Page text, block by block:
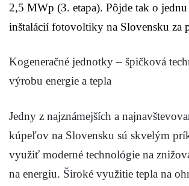
2,5 MWp (3. etapa). Pôjde tak o jednu
inštalácií fotovoltiky na Slovensku za
Kogeneračné jednotky – špičková
výrobu energie a tepla
Jedny z najznámejších a
kúpeľov na Slovensku sú skvelým
využiť moderné technológie na
na energiu. Široké využitie tepla na